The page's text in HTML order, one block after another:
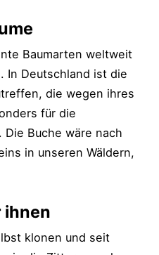
Baumarten weltweit
In Deutschland ist die
die wegen ihres
für die
Buche wäre nach
in unseren Wäldern,
ihnen
klonen und seit